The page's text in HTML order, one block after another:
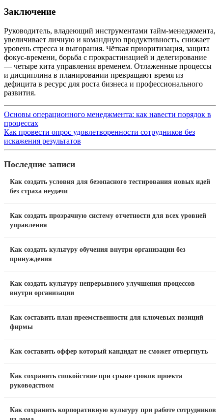
Заключение
Руководитель, владеющий инструментами тайм-менеджмента,
увеличивает личную и командную продуктивность, снижает
уровень стресса и выгорания. Чёткая приоритизация, защита
фокус-времени, борьба с прокрастинацией и делегирование
— четыре кита управления временем. Отлаженные процессы
и дисциплина в планировании превращают время из
дефицита в ресурс для роста бизнеса и профессионального
развития.
Основы операционного менеджмента: как навести порядок в
процессах
Как провести опрос удовлетворенности сотрудников без
искажения результатов
Последние записи
Как создать условия для безопасного тестирования новых идей
без страха неудачи
Как создать прозрачную систему отчетности для всех уровней
управления
Как создать культуру обучения внутри организации без
принуждения
Как создать культуру непрерывного улучшения процессов
внутри организации
Как составить план преемственности для ключевых позиций
фирмы
Как составить оффер который кандидат не сможет отвергнуть
Как сохранить спокойствие при срыве сроков проекта
руководством
Как сохранить корпоративную культуру при работе сотрудников